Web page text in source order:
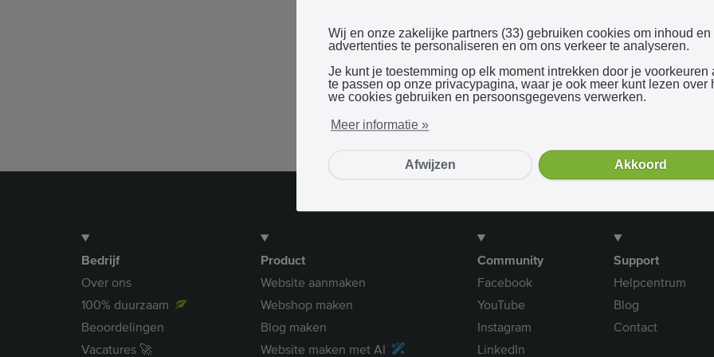
Bij gebruik van onze dienst ga je akkoord met onze
algemene voorwaarden
Bedrijf
Over ons
100% duurzaam
Beoordelingen
Vacatures 🚀
Product
Website aanmaken
Webshop maken
Blog maken
Website maken met AI
Community
Facebook
YouTube
Instagram
LinkedIn
Support
Helpcentrum
Blog
Contact
Wij en onze zakelijke partners (33) gebruiken cookies om inhoud en
advertenties te personaliseren en om ons verkeer te analyseren.
Je kunt je toestemming op elk moment intrekken door je voorkeuren
te passen op onze privacypagina, waar je ook meer kunt lezen over
we cookies gebruiken en persoonsgegevens verwerken.
Meer informatie »
Afwijzen Akkoord